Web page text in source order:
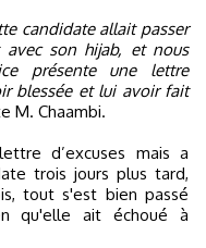
candidate allait passer
son hijab, et nous
présente une lettre
blessée et lui avoir fait
M. Chaambi.
d’excuses mais a
trois jours plus tard,
tout s'est bien passé
qu'elle ait échoué à